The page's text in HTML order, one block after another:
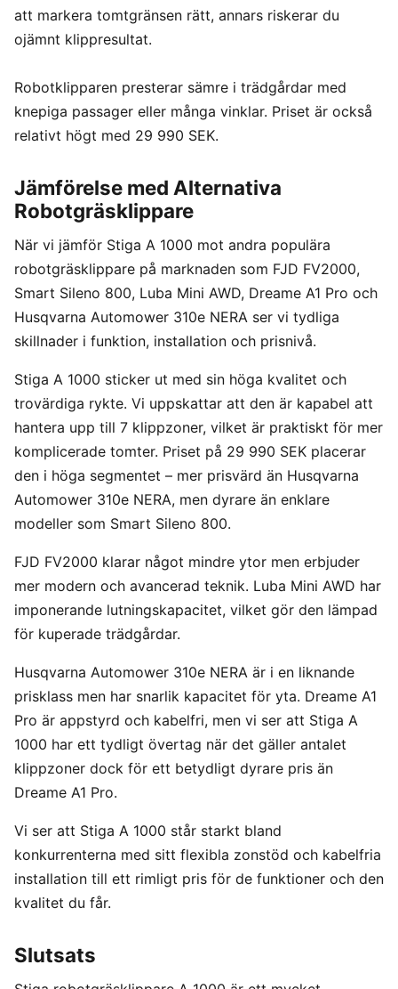
att markera tomtgränsen rätt, annars riskerar du
ojämnt klippresultat.
Robotklipparen presterar sämre i trädgårdar med
knepiga passager eller många vinklar. Priset är också
relativt högt med 29 990 SEK.
Jämförelse med Alternativa
Robotgräsklippare
När vi jämför Stiga A 1000 mot andra populära
robotgräsklippare på marknaden som FJD FV2000,
Smart Sileno 800, Luba Mini AWD, Dreame A1 Pro och
Husqvarna Automower 310e NERA ser vi tydliga
skillnader i funktion, installation och prisnivå.
Stiga A 1000 sticker ut med sin höga kvalitet och
trovärdiga rykte. Vi uppskattar att den är kapabel att
hantera upp till 7 klippzoner, vilket är praktiskt för mer
komplicerade tomter. Priset på 29 990 SEK placerar
den i höga segmentet – mer prisvärd än Husqvarna
Automower 310e NERA, men dyrare än enklare
modeller som Smart Sileno 800.
FJD FV2000 klarar något mindre ytor men erbjuder
mer modern och avancerad teknik. Luba Mini AWD har
imponerande lutningskapacitet, vilket gör den lämpad
för kuperade trädgårdar.
Husqvarna Automower 310e NERA är i en liknande
prisklass men har snarlik kapacitet för yta. Dreame A1
Pro är appstyrd och kabelfri, men vi ser att Stiga A
1000 har ett tydligt övertag när det gäller antalet
klippzoner dock för ett betydligt dyrare pris än
Dreame A1 Pro.
Vi ser att Stiga A 1000 står starkt bland
konkurrenterna med sitt flexibla zonstöd och kabelfria
installation till ett rimligt pris för de funktioner och den
kvalitet du får.
Slutsats